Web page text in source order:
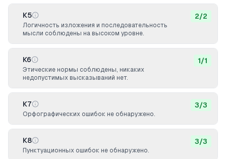
К5
Логичность изложения и последовательность
мысли соблюдены на высоком уровне.
2/2
К6
Этические нормы соблюдены, никаких
недопустимых высказываний нет.
1/1
К7
Орфографических ошибок не обнаружено.
3/3
К8
Пунктуационных ошибок не обнаружено.
3/3